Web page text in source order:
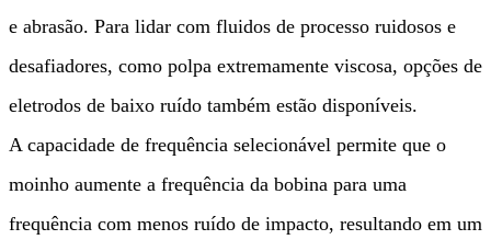
e abrasão. Para lidar com fluidos de processo ruidosos e
desafiadores, como polpa extremamente viscosa, opções de
eletrodos de baixo ruído também estão disponíveis.
A capacidade de frequência selecionável permite que o
moinho aumente a frequência da bobina para uma
frequência com menos ruído de impacto, resultando em um